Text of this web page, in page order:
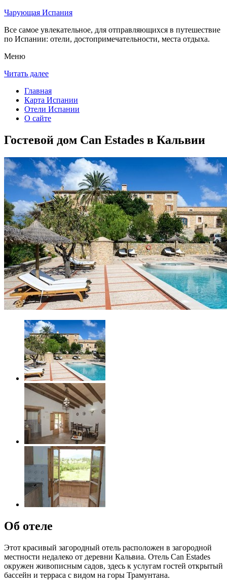
Чарующая Испания
Все самое увлекательное, для отправляющихся в путешествие
по Испании: отели, достопримечательности, места отдыха.
Меню
Читать далее
Главная
Карта Испании
Отели Испании
О сайте
Гостевой дом Can Estades в Кальвии
Об отеле
Этот красивый загородный отель расположен в загородной
местности недалеко от деревни Кальвиа. Отель Can Estades
окружен живописным садов, здесь к услугам гостей открытый
бассейн и терраса с видом на горы Трамунтана.